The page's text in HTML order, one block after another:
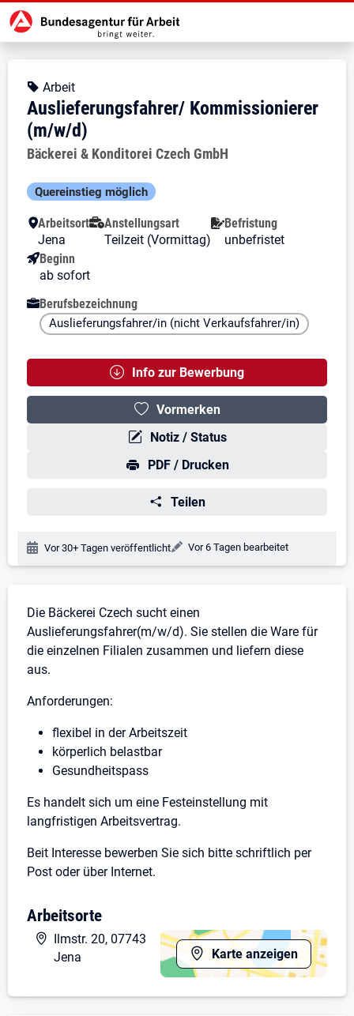
Zur Jobsuche Startseite
Stellendetails zu:
Auslieferungsfahrer/
Auslieferungsfahrer/
Kopfbereich
Angebotsart:
Arbeit
Auslieferungsfahrer/ Kommissionierer
(m/w/d)
Arbeitgeber:
Bäckerei & Konditorei Czech GmbH
Besondere Merkmale
Quereinstieg möglich
Arbeitsort
Jena
Anstellungsart
Teilzeit (Vormittag)
Befristung
unbefristet
Beginn
ab sofort
Berufsbezeichnung
Auslieferungsfahrer/in (nicht Verkaufsfahrer/in)
Info zur Bewerbung
Vormerken
Notiz / Status
PDF / Drucken
Teilen
Veröffentlichungsdatum:
Vor 30+ Tagen veröffentlicht Änderungsdatum:
Vor 6 Tagen bearbeitet
Stellenbeschreibung
Die Bäckerei Czech sucht einen
Auslieferungsfahrer(m/w/d). Sie stellen die Ware für
die einzelnen Filialen zusammen und liefern diese
aus.
Anforderungen:
flexibel in der Arbeitszeit
körperlich belastbar
Gesundheitspass
Es handelt sich um eine Festeinstellung mit
langfristigen Arbeitsvertrag.
Beit Interesse bewerben Sie sich bitte schriftlich per
Post oder über Internet.
Arbeitsorte
Karte anzeigen
Ilmstr. 20, 07743
Jena